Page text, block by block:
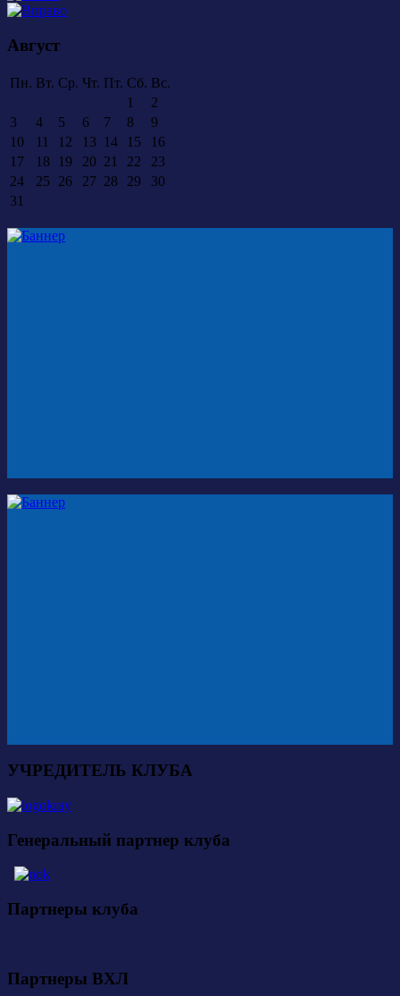
Август
Пн. Вт. Ср. Чт. Пт. Сб. Вс.
1
2
3
4 5 6 7 8
9
10
11 12 13 14 15
16
17
18 19 20 21 22
23
24
25 26 27 28 29
30
31
УЧРЕДИТЕЛЬ КЛУБА
Генеральный партнер клуба
Партнеры клуба
Партнеры ВХЛ